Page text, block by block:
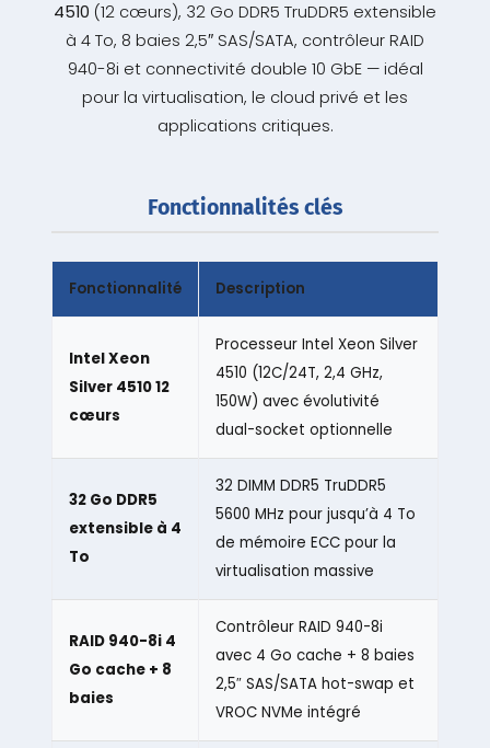
4510 (12 cœurs), 32 Go DDR5 TruDDR5 extensible
à 4 To, 8 baies 2,5″ SAS/SATA, contrôleur RAID
940-8i et connectivité double 10 GbE — idéal
pour la virtualisation, le cloud privé et les
applications critiques.
Fonctionnalités clés
Fonctionnalité Description
Intel Xeon
Silver 4510 12
cœurs
Processeur Intel Xeon Silver
4510 (12C/24T, 2,4 GHz,
150W) avec évolutivité
dual-socket optionnelle
32 Go DDR5
extensible à 4
To
32 DIMM DDR5 TruDDR5
5600 MHz pour jusqu’à 4 To
de mémoire ECC pour la
virtualisation massive
RAID 940-8i 4
Go cache + 8
baies
Contrôleur RAID 940-8i
avec 4 Go cache + 8 baies
2,5″ SAS/SATA hot-swap et
VROC NVMe intégré